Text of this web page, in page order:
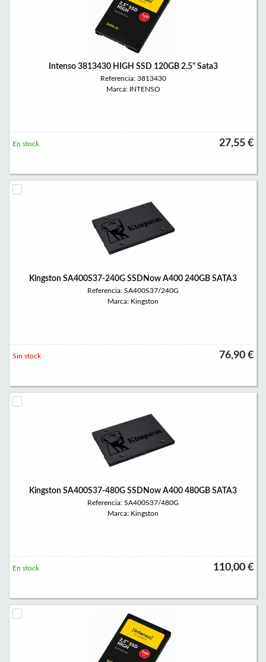
Intenso 3813430 HIGH SSD 120GB 2.5" Sata3
Referencia: 3813430
Marca: INTENSO
27,55 €
En stock
Kingston SA400S37-240G SSDNow A400 240GB SATA3
Referencia: SA400S37/240G
Marca: Kingston
76,90 €
Sin stock
Kingston SA400S37-480G SSDNow A400 480GB SATA3
Referencia: SA400S37/480G
Marca: Kingston
110,00 €
En stock